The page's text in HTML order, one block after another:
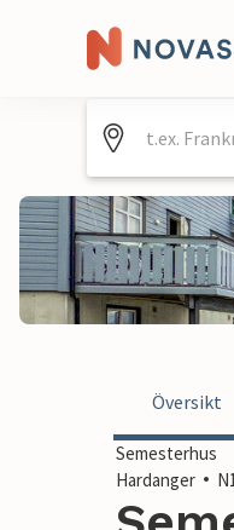
Översikt
Semesterhus
Hardanger